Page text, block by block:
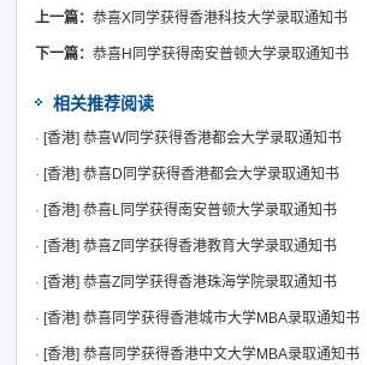
上一篇：恭喜X同学获得香港科技大学录取通知书
下一篇：恭喜H同学获得南安普顿大学录取通知书
相关推荐阅读
· [香港] 恭喜W同学获得香港都会大学录取通知书
· [香港] 恭喜D同学获得香港都会大学录取通知书
· [香港] 恭喜L同学获得南安普顿大学录取通知书
· [香港] 恭喜Z同学获得香港教育大学录取通知书
· [香港] 恭喜Z同学获得香港珠海学院录取通知书
· [香港] 恭喜同学获得香港城市大学MBA录取通知书
· [香港] 恭喜同学获得香港中文大学MBA录取通知书